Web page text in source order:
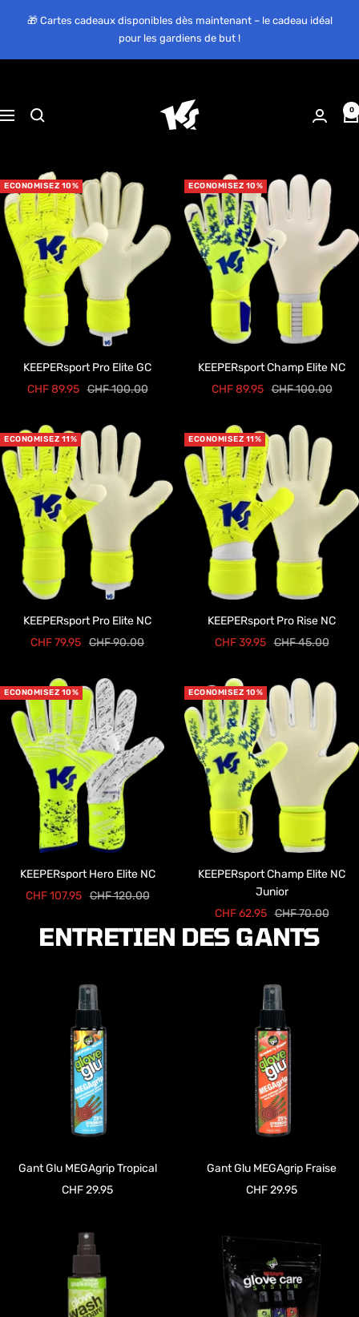
🎁 Cartes cadeaux disponibles dès maintenant – le cadeau idéal
pour les gardiens de but !
Navigation
KEEPERsport
Suisse
0
ECONOMISEZ 10%
KEEPERsport Pro Elite GC
Prix
vente
CHF 89.95 Prix
CHF 100.00
ECONOMISEZ 10%
KEEPERsport Champ Elite NC
Prix
vente
CHF 89.95 Prix
CHF 100.00
ECONOMISEZ 11%
KEEPERsport Pro Elite NC
Prix
vente
CHF 79.95 Prix
CHF 90.00
ECONOMISEZ 11%
KEEPERsport Pro Rise NC
Prix
vente
CHF 39.95 Prix
CHF 45.00
ECONOMISEZ 10%
KEEPERsport Hero Elite NC
Prix
vente
CHF 107.95 Prix
CHF 120.00
ECONOMISEZ 10%
KEEPERsport Champ Elite NC
Junior
Prix
de
CHF 62.95 Prix
normal
CHF 70.00
ENTRETIEN DES GANTS
Gant Glu MEGAgrip Tropical
Prix
CHF 29.95
Gant Glu MEGAgrip Fraise
Prix
CHF 29.95